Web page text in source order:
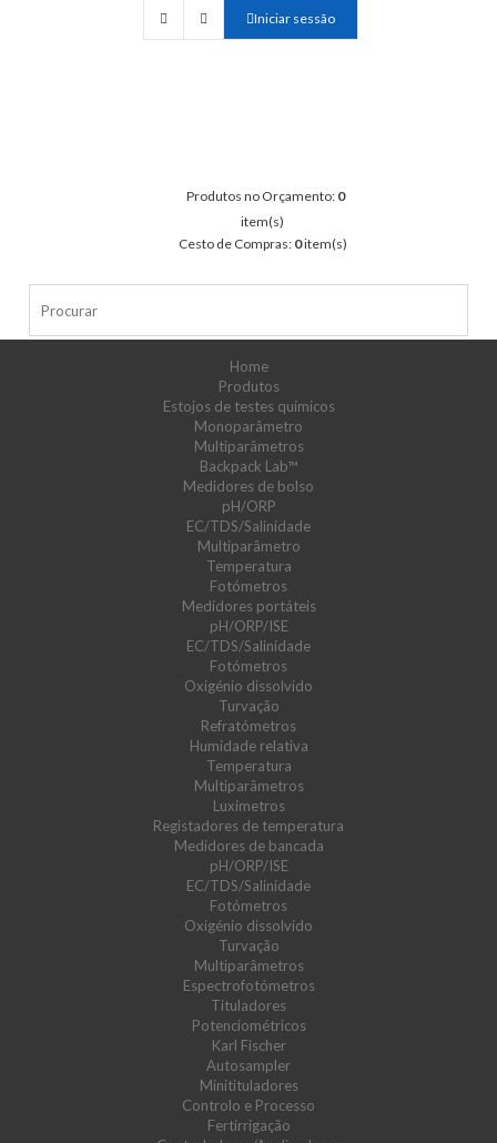
Iniciar sessão
Produtos no Orçamento: 0
item(s)
Cesto de Compras: 0item(s)
Home
Produtos
Estojos de testes químicos
Monoparâmetro
Multiparâmetros
Backpack Lab™
Medidores de bolso
pH/ORP
EC/TDS/Salinidade
Multiparâmetro
Temperatura
Fotómetros
Medidores portáteis
pH/ORP/ISE
EC/TDS/Salinidade
Fotómetros
Oxigénio dissolvido
Turvação
Refratómetros
Humidade relativa
Temperatura
Multiparâmetros
Luxímetros
Registadores de temperatura
Medidores de bancada
pH/ORP/ISE
EC/TDS/Salinidade
Fotómetros
Oxigénio dissolvido
Turvação
Multiparâmetros
Espectrofotómetros
Tituladores
Potenciométricos
Karl Fischer
Autosampler
Minitituladores
Controlo e Processo
Fertirrigação